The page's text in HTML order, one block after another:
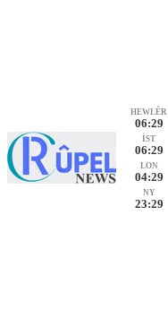
HEWLÊR
06:29
İST
06:29
LON
04:29
NY
23:29